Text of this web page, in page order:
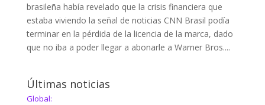
brasileña había revelado que la crisis financiera que
estaba viviendo la señal de noticias CNN Brasil podía
terminar en la pérdida de la licencia de la marca, dado
que no iba a poder llegar a abonarle a Warner Bros....
Últimas noticias
Global: